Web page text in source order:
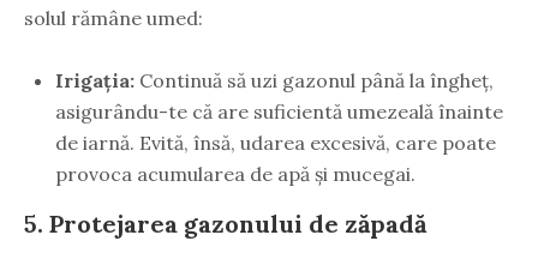
solul rămâne umed:
Irigația: Continuă să uzi gazonul până la îngheț,
asigurându-te că are suficientă umezeală înainte
de iarnă. Evită, însă, udarea excesivă, care poate
provoca acumularea de apă și mucegai.
5. Protejarea gazonului de zăpadă